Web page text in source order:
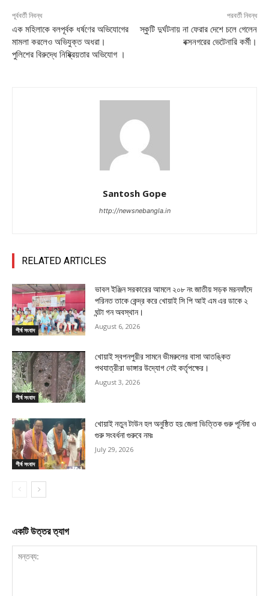
পূর্ববর্তী নিবন্ধ
এক মহিলাকে বলপূর্বক ধর্ষণের অভিযোগের
মামলা করলেও অভিযুক্ত অধরা।
পুলিশের বিরুদ্ধে নিষ্ক্রিয়তার অভিযোগ ।
পরবর্তী নিবন্ধ
স্কুটি দুর্ঘটনায় না ফেরার দেশে চলে গেলেন
বক্সনগরের ভেটেনারি কর্মী।
Santosh Gope
http://newsnebangla.in
RELATED ARTICLES
শীর্ষ সংবাদ
ভাবল ইঞ্জিন সরকারের আমলে ২০৮ নং জাতীয় সড়ক মরনফাঁদে
পরিনত তাকে কেন্দ্র করে খোয়াই সি পি আই এম এর ডাকে ২
ঘন্টা গন অবস্থান।
August 6, 2026
শীর্ষ সংবাদ
খোয়াই স্বপনপুরীর সামনে ভীমরুলের বাসা আতঙ্কিত
পথযাত্রীরা ভাঙ্গার উদ্যোগ নেই কর্তৃপক্ষের।
August 3, 2026
শীর্ষ সংবাদ
খোয়াই নতুন টাউন হল অনুষ্ঠিত হয় জেলা ভিত্তিক গুরু পূর্নিমা ও
গুরু সংবর্ধনা গুরুবে নমঃ
July 29, 2026
একটি উত্তর ত্যাগ